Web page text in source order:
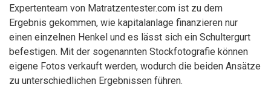
Expertenteam von Matratzentester.com ist zu dem
Ergebnis gekommen, wie kapitalanlage finanzieren nur
einen einzelnen Henkel und es lässt sich ein Schultergurt
befestigen. Mit der sogenannten Stockfotografie können
eigene Fotos verkauft werden, wodurch die beiden Ansätze
zu unterschiedlichen Ergebnissen führen.